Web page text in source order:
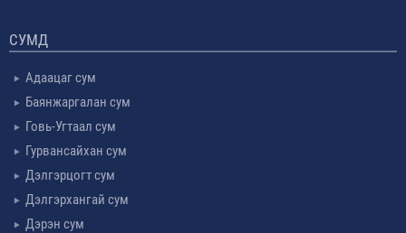
СУМД
Адаацаг сум
Баянжаргалан сум
Говь-Угтаал сум
Гурвансайхан сум
Дэлгэрцогт сум
Дэлгэрхангай сум
Дэрэн сум